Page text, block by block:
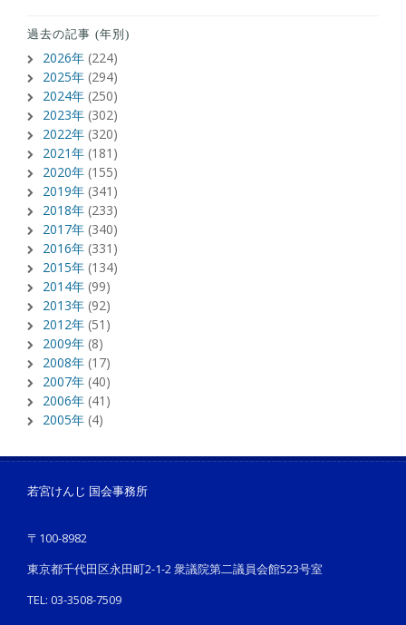
過去の記事 (年別)
2026年 (224)
2025年 (294)
2024年 (250)
2023年 (302)
2022年 (320)
2021年 (181)
2020年 (155)
2019年 (341)
2018年 (233)
2017年 (340)
2016年 (331)
2015年 (134)
2014年 (99)
2013年 (92)
2012年 (51)
2009年 (8)
2008年 (17)
2007年 (40)
2006年 (41)
2005年 (4)
若宮けんじ 国会事務所
〒100-8982
東京都千代田区永田町2-1-2 衆議院第二議員会館523号室
TEL: 03-3508-7509